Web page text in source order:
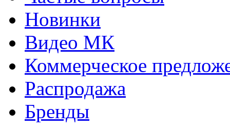
Новинки
Видео МК
Коммерческое
Распродажа
Бренды